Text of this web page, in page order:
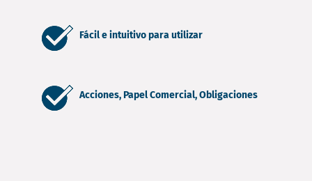
Fácil e intuitivo para utilizar
Acciones, Papel Comercial, Obligaciones